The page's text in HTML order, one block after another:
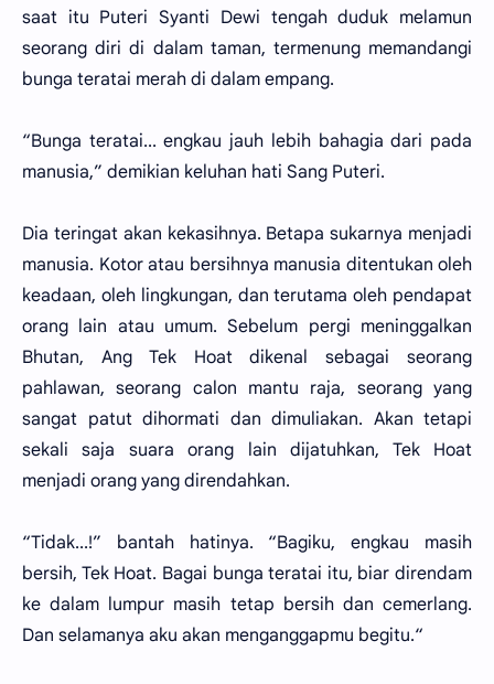
saat itu Puteri Syanti Dewi tengah duduk melamun
seorang diri di dalam taman, termenung memandangi
bunga teratai merah di dalam empang.
“Bunga teratai... engkau jauh lebih bahagia dari pada
manusia,” demikian keluhan hati Sang Puteri.
Dia teringat akan kekasihnya. Betapa sukarnya menjadi
manusia. Kotor atau bersihnya manusia ditentukan oleh
keadaan, oleh lingkungan, dan terutama oleh pendapat
orang lain atau umum. Sebelum pergi meninggalkan
Bhutan, Ang Tek Hoat dikenal sebagai seorang
pahlawan, seorang calon mantu raja, seorang yang
sangat patut dihormati dan dimuliakan. Akan tetapi
sekali saja suara orang lain dijatuhkan, Tek Hoat
menjadi orang yang direndahkan.
“Tidak...!” bantah hatinya. “Bagiku, engkau masih
bersih, Tek Hoat. Bagai bunga teratai itu, biar direndam
ke dalam lumpur masih tetap bersih dan cemerlang.
Dan selamanya aku akan menganggapmu begitu.“